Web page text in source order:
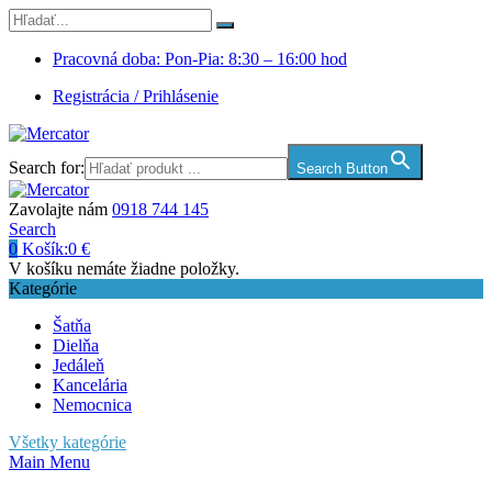
Pracovná doba: Pon-Pia: 8:30 – 16:00 hod
Registrácia / Prihlásenie
Search for: Search Button
Zavolajte nám 0918 744 145
Search
0 Košík:0 €
V košíku nemáte žiadne položky.
Kategórie
Šatňa
Dielňa
Jedáleň
Kancelária
Nemocnica
Všetky kategórie
Main Menu